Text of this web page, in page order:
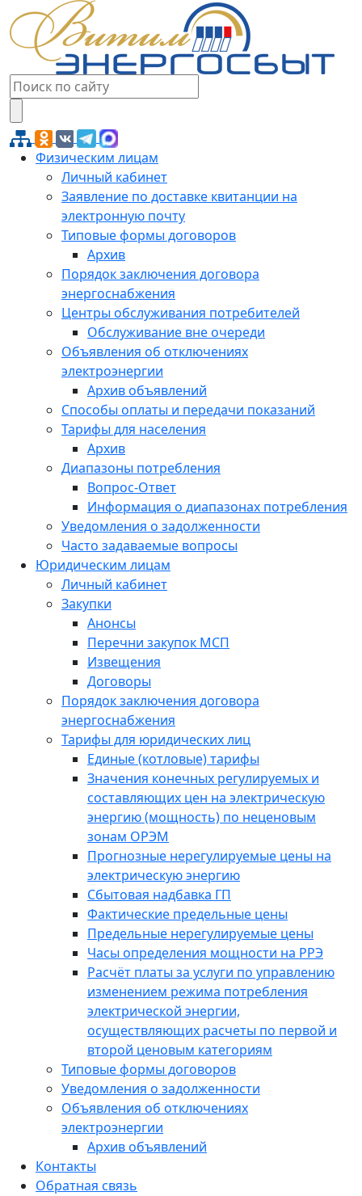
Физическим лицам
Личный кабинет
Заявление по доставке квитанции на
электронную почту
Типовые формы договоров
Архив
Порядок заключения договора
энергоснабжения
Центры обслуживания потребителей
Обслуживание вне очереди
Объявления об отключениях
электроэнергии
Архив объявлений
Способы оплаты и передачи показаний
Тарифы для населения
Архив
Диапазоны потребления
Вопрос-Ответ
Информация о диапазонах потребления
Уведомления о задолженности
Часто задаваемые вопросы
Юридическим лицам
Личный кабинет
Закупки
Анонсы
Перечни закупок МСП
Извещения
Договоры
Порядок заключения договора
энергоснабжения
Тарифы для юридических лиц
Единые (котловые) тарифы
Значения конечных регулируемых и
составляющих цен на электрическую
энергию (мощность) по неценовым
зонам ОРЭМ
Прогнозные нерегулируемые цены на
электрическую энергию
Сбытовая надбавка ГП
Фактические предельные цены
Предельные нерегулируемые цены
Часы определения мощности на РРЭ
Расчёт платы за услуги по управлению
изменением режима потребления
электрической энергии,
осуществляющих расчеты по первой и
второй ценовым категориям
Типовые формы договоров
Уведомления о задолженности
Объявления об отключениях
электроэнергии
Архив объявлений
Контакты
Обратная связь